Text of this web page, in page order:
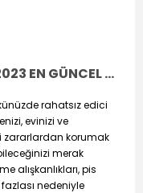
Kuşlar Nasıl Uzaklaştırılır? 2023 EN GÜNCEL ETKİLİ KESİN ÇÖZÜM ÖNERİLERİ
rahatsız edici
evinizi ve
zararlardan korumak
merak
alışkanlıkları, pis
fazlası nedeniyle